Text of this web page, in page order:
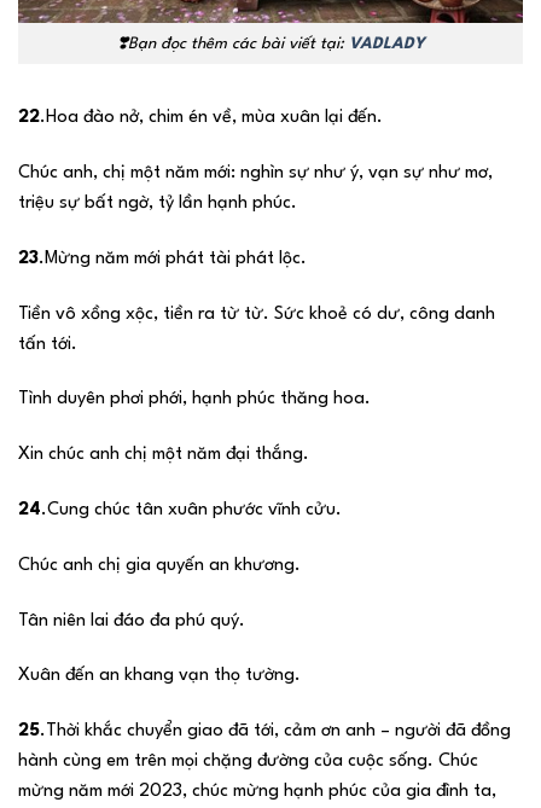
❣️Bạnđọc thêm các bài viết tại: VADLADY
22.Hoa đào nở, chim én về, mùa xuân lại đến.
Chúc anh, chị một năm mới: nghìn sự như ý, vạn sự như mơ,
triệu sự bất ngờ, tỷ lần hạnh phúc.
23.Mừng năm mới phát tài phát lộc.
Tiền vô xồng xộc, tiền ra từ từ. Sức khoẻ có dư, công danh
tấn tới.
Tình duyên phơi phới, hạnh phúc thăng hoa.
Xin chúc anh chị một năm đại thắng.
24.Cung chúc tân xuân phước vĩnh cửu.
Chúc anh chị gia quyến an khương.
Tân niên lai đáo đa phú quý.
Xuân đến an khang vạn thọ tường.
25.Thời khắc chuyển giao đã tới, cảm ơn anh – người đã đồng
hành cùng em trên mọi chặng đường của cuộc sống. Chúc
mừng năm mới 2023, chúc mừng hạnh phúc của gia đình ta,